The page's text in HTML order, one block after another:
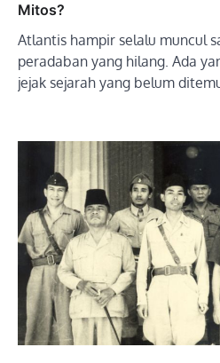
Mitos?
Atlantis hampir selalu muncul
peradaban yang hilang. Ada
jejak sejarah yang belum